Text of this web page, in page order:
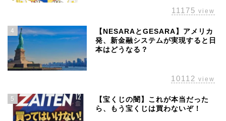
11175 view
4
【NESARAとGESARA】アメリカ
発、新金融システムが実現すると日
本はどうなる？
10112 view
5
【宝くじの闇】これが本当だった
ら、もう宝くじは買わないぞ！
ホーム